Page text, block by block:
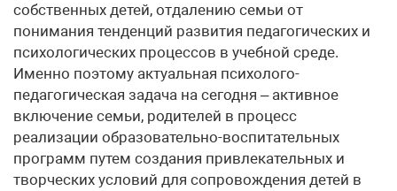
собственных детей, отдалению семьи от
понимания тенденций развития педагогических и
психологических процессов в учебной среде.
Именно поэтому актуальная психолого-
педагогическая задача на сегодня – активное
включение семьи, родителей в процесс
реализации образовательно-воспитательных
программ путем создания привлекательных и
творческих условий для сопровождения детей в